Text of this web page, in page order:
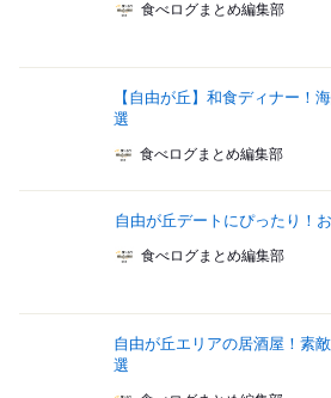
食べログまとめ編集部
【自由が丘】和食ディナー！
選
食べログまとめ編集部
自由が丘デートにぴったり！
食べログまとめ編集部
自由が丘エリアの居酒屋！素
選